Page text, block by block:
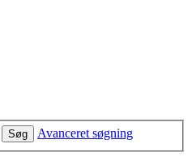
Søg Avanceret søgning